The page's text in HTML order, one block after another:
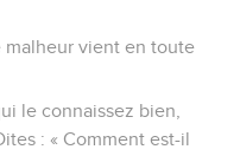
malheur vient en toute
le connaissez bien,
: « Comment est-il